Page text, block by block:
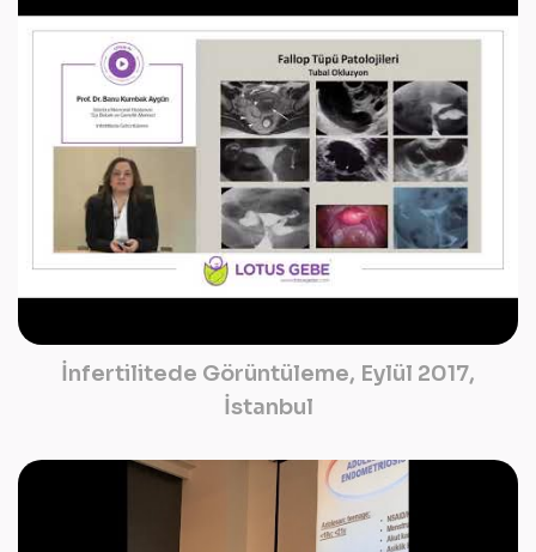
İnfertilitede Görüntüleme, Eylül 2017,
İstanbul